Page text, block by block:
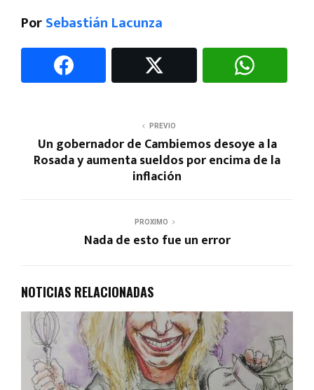
PorSebastián Lacunza
PREVIO
Un gobernador de Cambiemos desoye a la
Rosada y aumenta sueldos por encima de la
inflación
PROXIMO
Nada de esto fue un error
NOTICIAS RELACIONADAS